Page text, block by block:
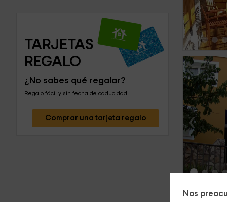
Nos
TARJETAS
REGALO
¿No sabes qué regalar?
Regalo fácil y sin fecha de caducidad
Comprar una tarjeta regalo ‹